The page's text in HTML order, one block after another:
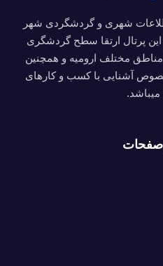
شهری و گردشگردی شهر
این پرتال ارتقا سطح گردشگری
مناطق مختلف ارومیه و همچنین
آشنایی با کسب و کارهای
میباشد.
صفحات